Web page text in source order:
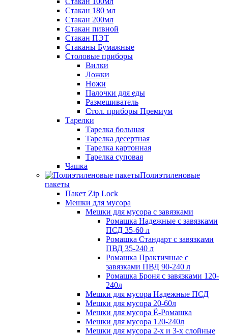
Стакан 180 мл
Стакан 200мл
Стакан пивной
Стакан ПЭТ
Стаканы Бумажные
Столовые приборы
Вилки
Ложки
Ножи
Палочки для еды
Размешиватель
Стол. приборы Премиум
Тарелки
Тарелка большая
Тарелка десертная
Тарелка картонная
Тарелка суповая
Чашка
Полиэтиленовые
пакеты
Пакет Zip Lock
Мешки для мусора
Мешки для мусора с завязками
Ромашка Надежные с завязками
ПСД 35-60 л
Ромашка Стандарт с завязками
ПВД 35-240 л
Ромашка Практичные с
завязками ПВД 90-240 л
Ромашка Броня с завязками 120-
240л
Мешки для мусора Надежные ПСД
Мешки для мусора 20-60л
Мешки для мусора Ё-Ромашка
Мешки для мусора 120-240л
Мешки для мусора 2-х и 3-х слойные